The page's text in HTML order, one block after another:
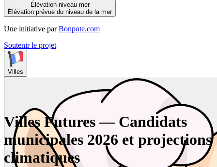
Élévation niveau mer
Élévation prévue du niveau de la mer
Une initiative par Bonpote.com
Soutenir le projet
Villes
Villes Futures — Candidats
municipales 2026 et projections
climatiques